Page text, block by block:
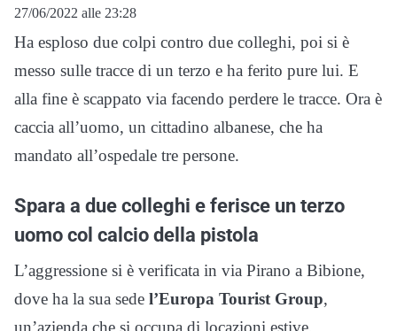
27/06/2022 alle 23:28
Ha esploso due colpi contro due colleghi, poi si è
messo sulle tracce di un terzo e ha ferito pure lui. E
alla fine è scappato via facendo perdere le tracce. Ora è
caccia all’uomo, un cittadino albanese, che ha
mandato all’ospedale tre persone.
Spara a due colleghi e ferisce un terzo
uomo col calcio della pistola
L’aggressione si è verificata in via Pirano a Bibione,
dove ha la sua sede l’Europa Tourist Group,
un’azienda che si occupa di locazioni estive,